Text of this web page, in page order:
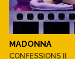
MADONNA
CONFESSIONS II